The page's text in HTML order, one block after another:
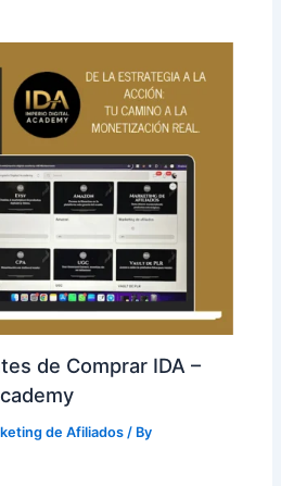
de Comprar IDA –
de Afiliados / By